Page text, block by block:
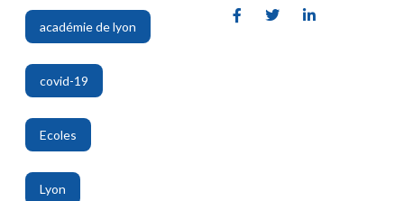
académie de lyon
,
covid-19
,
Ecoles
,
Lyon